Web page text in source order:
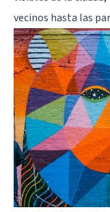
vecinos hasta las